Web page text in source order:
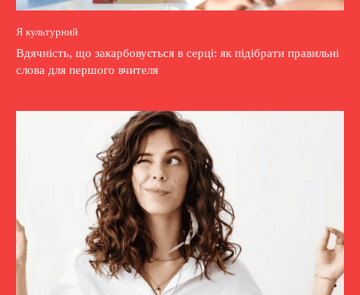
Я культурний
Вдячність, що закарбовується в серці: як підібрати правильні
слова для першого вчителя